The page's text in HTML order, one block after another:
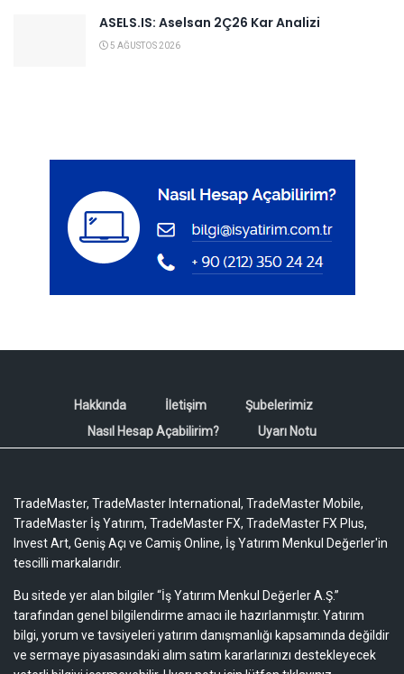
ASELS.IS: Aselsan 2Ç26 Kar Analizi
5 AĞUSTOS 2026
Hakkında İletişim
Şubelerimiz
Nasıl Hesap Açabilirim?
Uyarı Notu
TradeMaster, TradeMaster International, TradeMaster Mobile,
TradeMaster İş Yatırım, TradeMaster FX, TradeMaster FX Plus,
Invest Art, Geniş Açı ve Camiş Online, İş Yatırım Menkul Değerler'in
tescilli markalarıdır.
Bu sitede yer alan bilgiler “İş Yatırım Menkul Değerler A.Ş.”
tarafından genel bilgilendirme amacı ile hazırlanmıştır. Yatırım
bilgi, yorum ve tavsiyeleri yatırım danışmanlığı kapsamında değildir
ve sermaye piyasasındaki alım satım kararlarınızı destekleyecek